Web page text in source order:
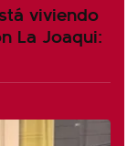
viviendo
La Joaqui: